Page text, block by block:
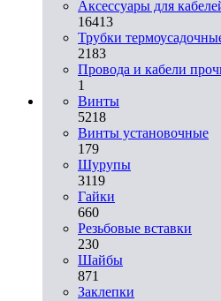
Аксессуары для
16413
Трубки
2183
Провода и кабели
1
Винты
5218
Винты установочные
179
Шурупы
3119
Гайки
660
Резьбовые вставки
230
Шайбы
871
Заклепки